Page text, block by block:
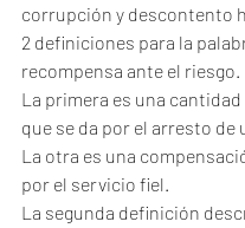
corrupción y descontento
2 definiciones para la
recompensa ante el riesgo.
La primera es una
que se da por el arresto de
La otra es una
por el servicio fiel.
La segunda definición